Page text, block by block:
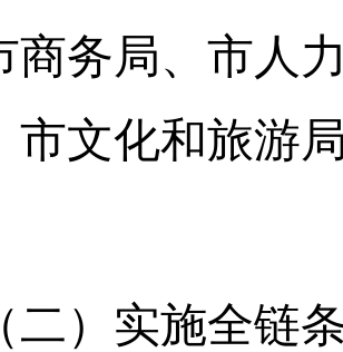
商务局、市人
市文化和旅游
（二）实施全链